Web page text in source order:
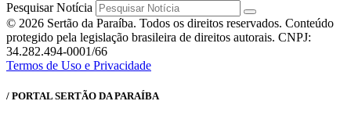
Pesquisar Notícia
© 2026 Sertão da Paraíba. Todos os direitos reservados. Conteúdo
protegido pela legislação brasileira de direitos autorais. CNPJ:
34.282.494-0001/66
Termos de Uso e Privacidade
/ PORTAL SERTÃO DA PARAÍBA